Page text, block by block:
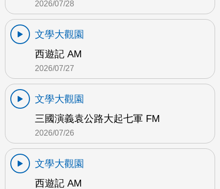
2026/07/28
文學大觀園
西遊記 AM
2026/07/27
文學大觀園
三國演義袁公路大起七軍 FM
2026/07/26
文學大觀園
西遊記 AM